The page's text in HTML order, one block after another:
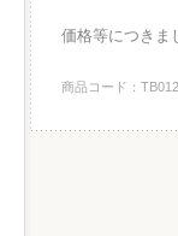
価格等につきま
商品コード：